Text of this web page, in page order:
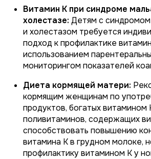
Витамин К при синдроме
холестазе: Детям с
и холестазом требуется
подход к профилактике
использованием
мониторингом показателей
Диета кормящей матери:
кормящим женщинам по
продуктов, богатых витамином
поливитаминов, содержащих
способствовать повышению
витамина К в грудном молоке,
профилактику витамином К у